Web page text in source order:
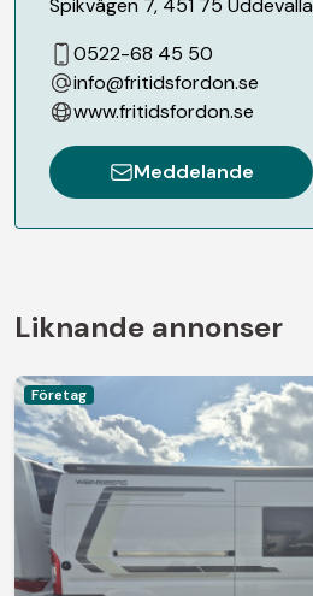
0522-68 45 50
info@fritidsfordon.se
www.fritidsfordon.se
Meddelande
Liknande annonser
Företag